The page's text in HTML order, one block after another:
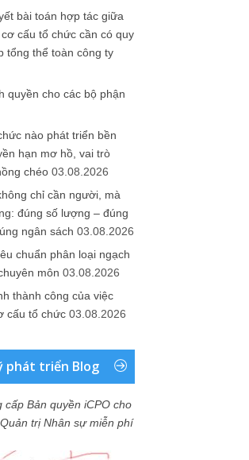
bài toán hợp tác giữa
cấu tổ chức cần có quy
tổng thể toàn công ty
quyền cho các bộ phận
nào phát triển bền
hạn mơ hồ, vai trò
chéo 03.08.2026
chỉ cần người, mà
đúng số lượng – đúng
ngân sách 03.08.2026
chuẩn phân loại ngạch
môn 03.08.2026
thành công của việc
cấu tổ chức 03.08.2026
phát triển Blog
cấp Bản quyền iCPO cho
trị Nhân sự miễn phí